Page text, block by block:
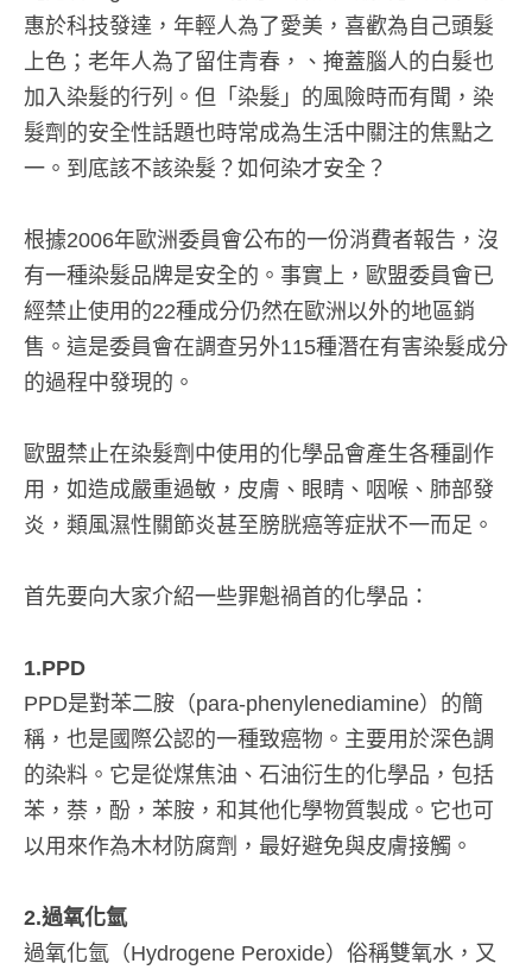
惠於科技發達，年輕人為了愛美，喜歡為自己頭髮
上色；老年人為了留住青春，、掩蓋腦人的白髮也
加入染髮的行列。但「染髮」的風險時而有聞，染
髮劑的安全性話題也時常成為生活中關注的焦點之
一。到底該不該染髮？如何染才安全？
根據2006年歐洲委員會公布的一份消費者報告，沒
有一種染髮品牌是安全的。事實上，歐盟委員會已
經禁止使用的22種成分仍然在歐洲以外的地區銷
售。這是委員會在調查另外115種潛在有害染髮成分
的過程中發現的。
歐盟禁止在染髮劑中使用的化學品會產生各種副作
用，如造成嚴重過敏，皮膚、眼睛、咽喉、肺部發
炎，類風濕性關節炎甚至膀胱癌等症狀不一而足。
首先要向大家介紹一些罪魁禍首的化學品：
1.PPD
PPD是對苯二胺（para-phenylenediamine）的簡
稱，也是國際公認的一種致癌物。主要用於深色調
的染料。它是從煤焦油、石油衍生的化學品，包括
苯，萘，酚，苯胺，和其他化學物質製成。它也可
以用來作為木材防腐劑，最好避免與皮膚接觸。
2.過氧化氫
過氧化氫（Hydrogene Peroxide）俗稱雙氧水，又